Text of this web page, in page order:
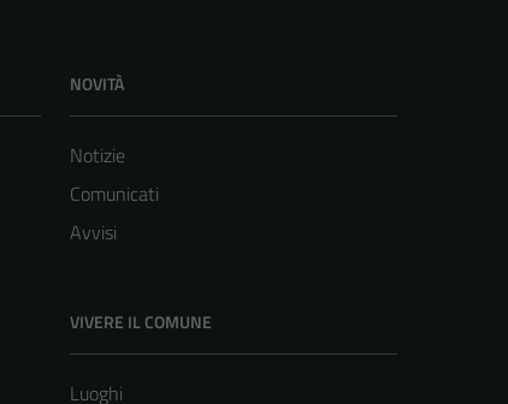
NOVITÀ
Notizie
Comunicati
Avvisi
VIVERE IL COMUNE
Luoghi